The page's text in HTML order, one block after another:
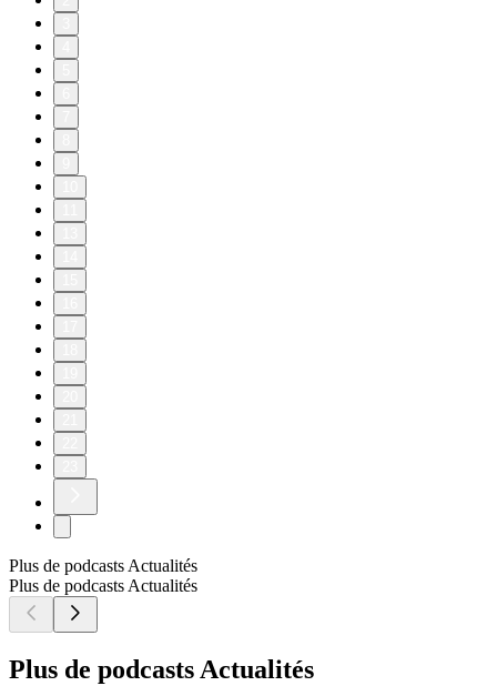
Plus de podcasts Actualités
Plus de podcasts Actualités
Plus de podcasts Actualités